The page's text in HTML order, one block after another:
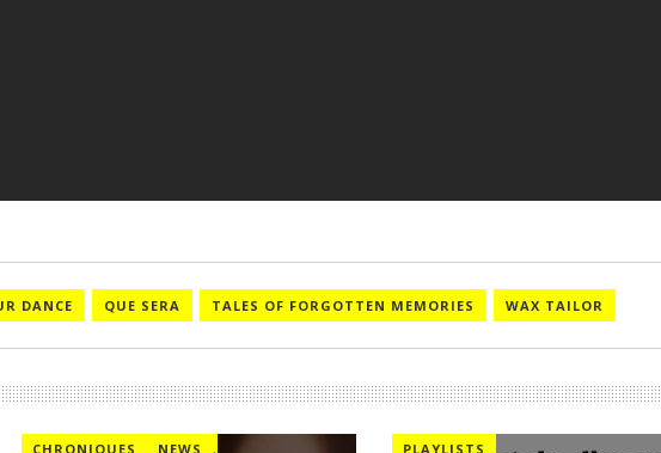
DANCE QUE SERA TALES OF FORGOTTEN MEMORIES WAX TAILOR
CHRONIQUES ,
NEWS PLAYLISTS